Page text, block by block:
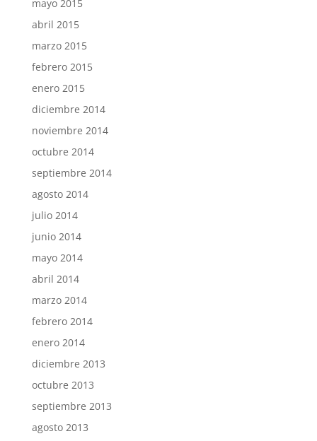
mayo 2015
abril 2015
marzo 2015
febrero 2015
enero 2015
diciembre 2014
noviembre 2014
octubre 2014
septiembre 2014
agosto 2014
julio 2014
junio 2014
mayo 2014
abril 2014
marzo 2014
febrero 2014
enero 2014
diciembre 2013
octubre 2013
septiembre 2013
agosto 2013